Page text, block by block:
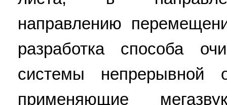
направлению
разработка способа
системы непрерывной
применяющие